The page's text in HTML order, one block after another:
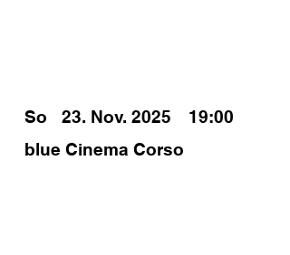
23. Nov. 2025
19:00
blue Cinema Corso
So